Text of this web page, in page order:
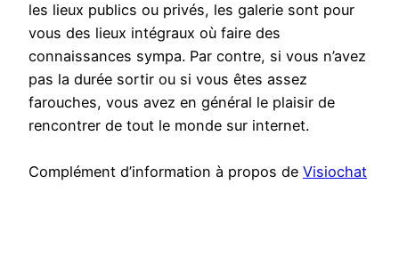
les lieux publics ou privés, les galerie sont pour
vous des lieux intégraux où faire des
connaissances sympa. Par contre, si vous n’avez
pas la durée sortir ou si vous êtes assez
farouches, vous avez en général le plaisir de
rencontrer de tout le monde sur internet.
Complément d’information à propos de Visiochat